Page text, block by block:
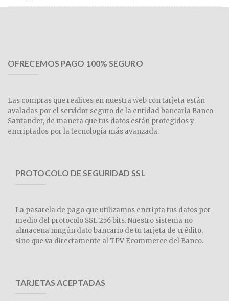
OFRECEMOS PAGO 100% SEGURO
Las compras que realices en nuestra web con tarjeta están
avaladas por el servidor seguro de la entidad bancaria Banco
Santander, de manera que tus datos están protegidos y
encriptados por la tecnología más avanzada.
PROTOCOLO DE SEGURIDAD SSL
La pasarela de pago que utilizamos encripta tus datos por
medio del protocolo SSL 256 bits. Nuestro sistema no
almacena ningún dato bancario de tu tarjeta de crédito,
sino que va directamente al TPV Ecommerce del Banco.
TARJETAS ACEPTADAS